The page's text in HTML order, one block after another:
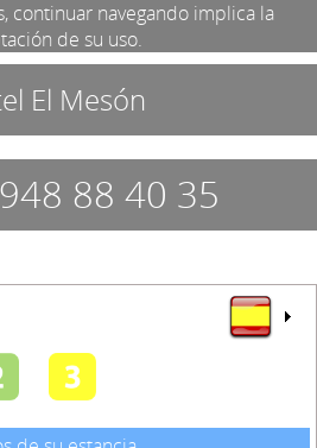
continuar navegando implica la
de su uso.
El Mesón
948 88 40 35